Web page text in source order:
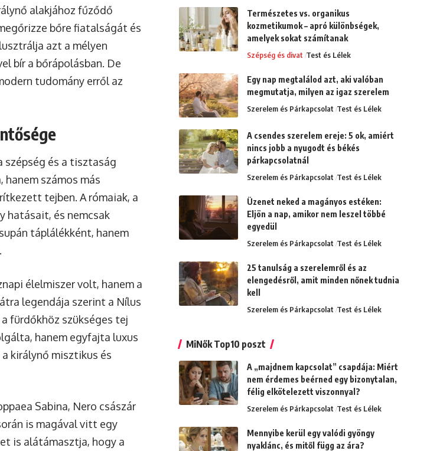
alakjához fűződő
bőre fiatalságát és
azt a mélyen
bír a bőrápolásban. De
tudomány erről az
szépség és a tisztaság
számos más
tejben. A rómaiak, a
hatásait, és nemcsak
táplálékként, hanem
élelmiszer volt, hanem a
legendája szerint a Nílus
fürdőkhöz szükséges tej
hanem egyfajta luxus
királynő misztikus és
Sabina, Nero császár
is magával vitt egy
is alátámasztja, hogy a
Természetes vs. organikus
kozmetikumok – apró különbségek,
amelyek sokat számítanak
Szépség és divat Test és Lélek
Egy nap megtalálod azt, aki valóban
megmutatja, milyen az igaz szerelem
Szerelem és Párkapcsolat Test és Lélek
A csendes szerelem ereje: 5 ok, amiért
nincs jobb a nyugodt és békés
párkapcsolatnál
Szerelem és Párkapcsolat Test és Lélek
Üzenet neked a magányos estéken:
Eljön a nap, amikor nem leszel többé
egyedül
Szerelem és Párkapcsolat Test és Lélek
25 tanulság a szerelemről és az
elengedésről, amit minden nőnek tudnia
kell
Szerelem és Párkapcsolat Test és Lélek
MiNők Top10 poszt
A „majdnem kapcsolat” csapdája: Miért
nem érdemes beérned egy bizonytalan,
félig elkötelezett viszonnyal?
Szerelem és Párkapcsolat Test és Lélek
Mennyibe kerül egy valódi gyöngy
nyaklánc, és mitől függ az ára?